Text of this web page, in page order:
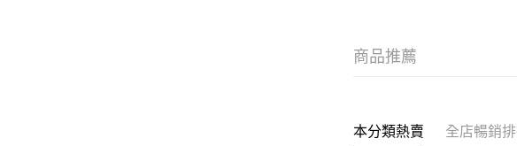
商品推薦
本分類熱賣 全店暢銷